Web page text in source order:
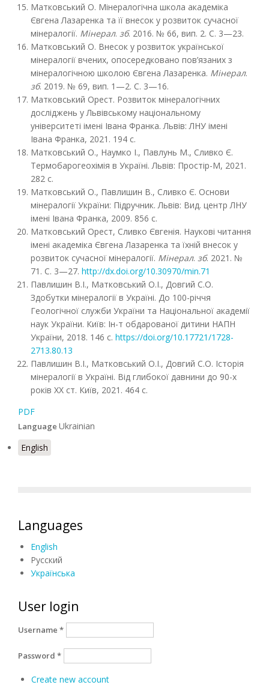
Матковський О. Мінералогічна школа академіка
Євгена Лазаренка та її внесок у розвиток сучасної
мінералогії. Мінерал. зб. 2016. № 66, вип. 2. С. 3—23.
Матковський О. Внесок у розвиток української
мінералогії вчених, опосередковано пов’язаних з
мінералогічною школою Євгена Лазаренка. Мінерал.
зб. 2019. № 69, вип. 1—2. С. 3—16.
Матковський Орест. Розвиток мінералогічних
досліджень у Львівському національному
університеті імені Івана Франка. Львів: ЛНУ імені
Івана Франка, 2021. 194 с.
Матковський О., Наумко І., Павлунь М., Сливко Є.
Термобарогеохімія в Україні. Львів: Простір-М, 2021.
282 с.
Матковський О., Павлишин В., Сливко Є. Основи
мінералогії України: Підручник. Львів: Вид. центр ЛНУ
імені Івана Франка, 2009. 856 с.
Матковський Орест, Сливко Євгенія. Наукові читання
імені академіка Євгена Лазаренка та їхній внесок у
розвиток сучасної мінералогії. Мінерал. зб. 2021. №
71. С. 3—27. http://dx.doi.org/10.30970/min.71
Павлишин В.І., Матковський О.І., Довгий С.О.
Здобутки мінералогії в Україні. До 100-річчя
Геологічної служби України та Національної академії
наук України. Київ: Ін-т обдарованої дитини НАПН
України, 2018. 146 с. https://doi.org/10.17721/1728-
2713.80.13
Павлишин В.І., Матковський О.І., Довгий С.О. Історія
мінералогії в Україні. Від глибокої давнини до 90-х
років ХХ ст. Київ, 2021. 464 с.
PDF
Language Ukrainian
English
Languages
English
Русский
Українська
User login
Username *
Password *
Create new account